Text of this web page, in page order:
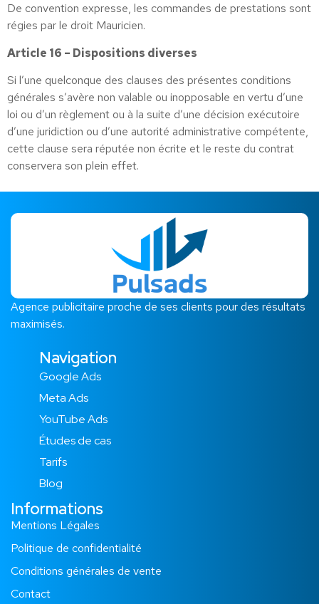
De convention expresse, les commandes de prestations sont
régies par le droit Mauricien.
Article 16 – Dispositions diverses
Si l’une quelconque des clauses des présentes conditions
générales s’avère non valable ou inopposable en vertu d’une
loi ou d’un règlement ou à la suite d’une décision exécutoire
d’une juridiction ou d’une autorité administrative compétente,
cette clause sera réputée non écrite et le reste du contrat
conservera son plein effet.
Agence publicitaire proche de ses clients pour des résultats
maximisés.
Navigation
Google Ads
Meta Ads
YouTube Ads
Études de cas​
Tarifs
Blog
Informations
Mentions Légales
Politique de confidentialité
Conditions générales de vente
Contact